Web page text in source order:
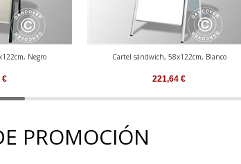
Negro
€
Cartel sándwich, 58x122cm, Blanco
221,64 €
PROMOCIÓN